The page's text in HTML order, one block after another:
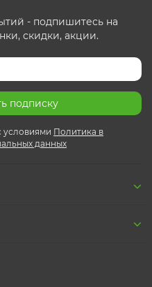
- подпишитесь на
скидки, акции.
подписку
условиями Политика в
данных